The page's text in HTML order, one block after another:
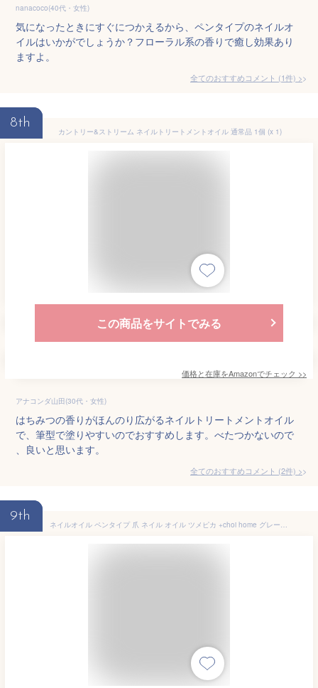
nanacoco(40代・女性)
気になったときにすぐにつかえるから、ペンタイプのネイルオ
イルはいかがでしょうか？フローラル系の香りで癒し効果あり
ますよ。
全てのおすすめコメント (1件) >
8th
カントリー&ストリーム ネイルトリートメントオイル 通常品 1個 (x 1)
この商品をサイトでみる
価格と在庫をAmazonでチェック >>
アナコンダ山田(30代・女性)
はちみつの香りがほんのり広がるネイルトリートメントオイル
で、筆型で塗りやすいのでおすすめします。べたつかないので
、良いと思います。
全てのおすすめコメント (2件) >
9th
ネイルオイル ペンタイプ 爪 ネイル オイル ツメピカ +choi home グレープフルーツの香り 【ネイル 香り 爪 保湿 美容液 割れ 足の爪 クリーム 対策 ペン 乾燥 浸透 成分 キューティクルオイル ネイルケア 甘皮】